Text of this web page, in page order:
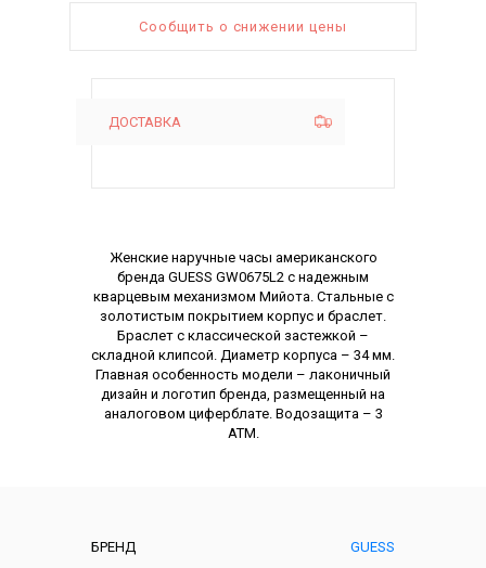
Сообщить о снижении цены
ДОСТАВКА
БРЕНД GUESS
Описание
Женские наручные часы американского
бренда GUESS GW0675L2 с надежным
кварцевым механизмом Мийота. Стальные с
золотистым покрытием корпус и браслет.
Браслет с классической застежкой –
складной клипсой. Диаметр корпуса – 34 мм.
Главная особенность модели – лаконичный
дизайн и логотип бренда, размещенный на
аналоговом циферблате. Водозащита – 3
АТМ.